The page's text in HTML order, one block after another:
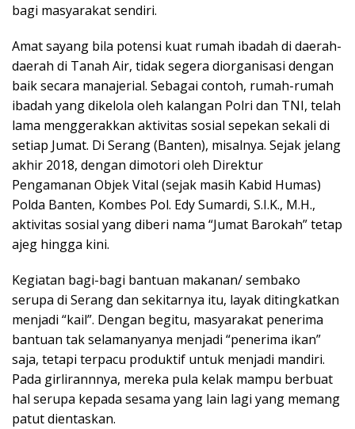
bagi masyarakat sendiri.
Amat sayang bila potensi kuat rumah ibadah di daerah-
daerah di Tanah Air, tidak segera diorganisasi dengan
baik secara manajerial. Sebagai contoh, rumah-rumah
ibadah yang dikelola oleh kalangan Polri dan TNI, telah
lama menggerakkan aktivitas sosial sepekan sekali di
setiap Jumat. Di Serang (Banten), misalnya. Sejak jelang
akhir 2018, dengan dimotori oleh Direktur
Pengamanan Objek Vital (sejak masih Kabid Humas)
Polda Banten, Kombes Pol. Edy Sumardi, S.I.K., M.H.,
aktivitas sosial yang diberi nama “Jumat Barokah” tetap
ajeg hingga kini.
Kegiatan bagi-bagi bantuan makanan/ sembako
serupa di Serang dan sekitarnya itu, layak ditingkatkan
menjadi “kail”. Dengan begitu, masyarakat penerima
bantuan tak selamanyanya menjadi “penerima ikan”
saja, tetapi terpacu produktif untuk menjadi mandiri.
Pada girlirannnya, mereka pula kelak mampu berbuat
hal serupa kepada sesama yang lain lagi yang memang
patut dientaskan.